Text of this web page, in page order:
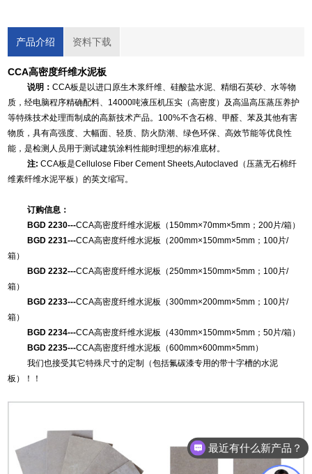
产品介绍 资料下载
CCA高密度纤维水泥板
说明：CCA板是以进口原生木浆纤维、硅酸盐水泥、精细石英砂、水等物
质，经电脑程序精确配料、14000吨液压机压实（高密度）及高温高压蒸压养护
等特殊技术处理而制成的高新技术产品。100%不含石棉、甲醛、苯及其他有害
物质，具有高强度、大幅面、轻质、防火防潮、绿色环保、高效节能等优良性
能，是检测人员用于测试建筑涂料性能时理想的标准底材。
注: CCA板是Cellulose Fiber Cement Sheets,Autoclaved（压蒸无石棉纤
维素纤维水泥平板）的英文缩写。
订购信息：
BGD 2230---CCA高密度纤维水泥板（150mm×70mm×5mm；200片/箱）
BGD 2231---CCA高密度纤维水泥板（200mm×150mm×5mm；100片/
箱）
BGD 2232---CCA高密度纤维水泥板（250mm×150mm×5mm；100片/
箱）
BGD 2233---CCA高密度纤维水泥板（300mm×200mm×5mm；100片/
箱）
BGD 2234---CCA高密度纤维水泥板（430mm×150mm×5mm；50片/箱）
BGD 2235---CCA高密度纤维水泥板（600mm×600mm×5mm）
我们也接受其它特殊尺寸的定制（包括氟碳漆专用的带十字槽的水泥
板）！！
最近有什么新产品？